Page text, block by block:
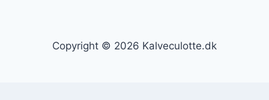
Copyright © 2026 Kalveculotte.dk